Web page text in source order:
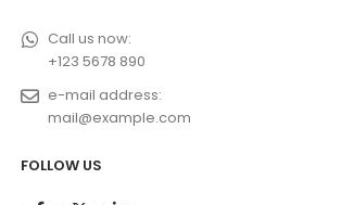
Call us now:
+123 5678 890
e-mail address:
mail@example.com
FOLLOW US